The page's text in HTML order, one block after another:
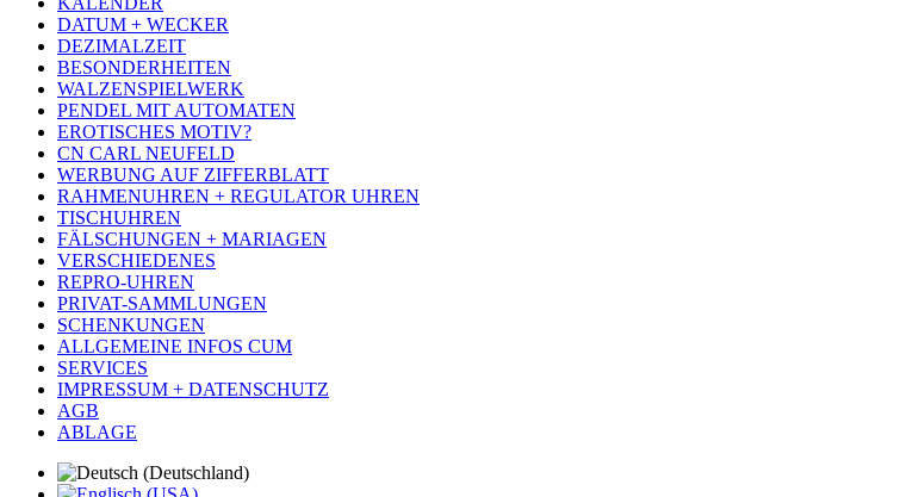
DATUM + WECKER
DEZIMALZEIT
BESONDERHEITEN
WALZENSPIELWERK
PENDEL MIT AUTOMATEN
EROTISCHES MOTIV?
CN CARL NEUFELD
WERBUNG AUF ZIFFERBLATT
RAHMENUHREN + REGULATOR UHREN
TISCHUHREN
FÄLSCHUNGEN + MARIAGEN
VERSCHIEDENES
REPRO-UHREN
PRIVAT-SAMMLUNGEN
SCHENKUNGEN
ALLGEMEINE INFOS CUM
SERVICES
IMPRESSUM + DATENSCHUTZ
AGB
ABLAGE